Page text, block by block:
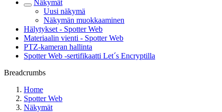
Näkymät
Uusi näkymä
Näkymän muokkaaminen
Hälytykset - Spotter Web
Materiaalin vienti - Spotter Web
PTZ-kameran hallinta
Spotter Web -sertifikaatti Let´s Encryptilla
Breadcrumbs
Home
Spotter Web
Näkymät